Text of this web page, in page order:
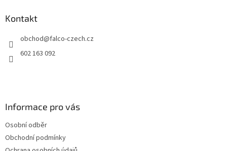
Kontakt
obchod@falco-czech.cz
602 163 092
Informace pro vás
Osobní odběr
Obchodní podmínky